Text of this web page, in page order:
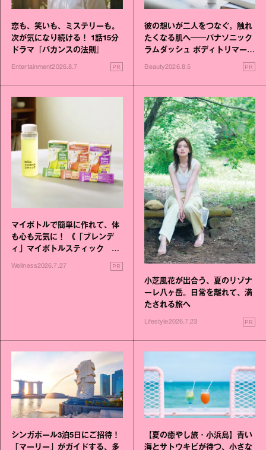
恋も、笑いも、ミステリーも。
次が気になり続ける！ 1話15分
ドラマ『バカンスの法則』
Entertainment2026.8.7 PR
彼の想いが二人をつなぐ。触れ
たくなる肌へ──パナソニック
ラムダッシュ ボディトリマーが
Beauty2026.8.5 PR
マイボトルで簡単に作れて、体
も心も元気に！ 《「ブレンデ
ィ」マイボトルスティック い
いこと毎日》シリーズが誕生
Wellness2026.7.27 PR
小芝風花が出合う、夏のリゾナ
ーレ八ヶ岳。日常を離れて、満
たされる旅へ
Lifestyle2026.7.23 PR
シンガポール3泊5日にご招待！
「マーリー」がガイドする、多
【夏の癒やし旅・小浜島】青い
海とサトウキビが待つ、小さな